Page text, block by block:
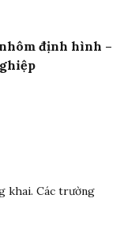
định hình –
khai. Các trường